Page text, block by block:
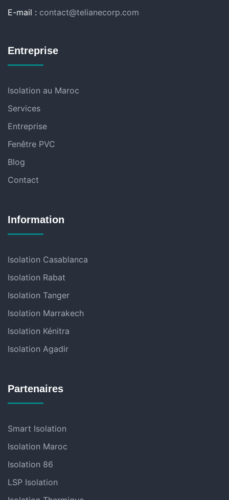
E-mail : contact@telianecorp.com
Entreprise
Isolation au Maroc
Services
Entreprise
Fenêtre PVC
Blog
Contact
Information
Isolation Casablanca
Isolation Rabat
Isolation Tanger
Isolation Marrakech
Isolation Kénitra
Isolation Agadir
Partenaires
Smart Isolation
Isolation Maroc
Isolation 86
LSP Isolation